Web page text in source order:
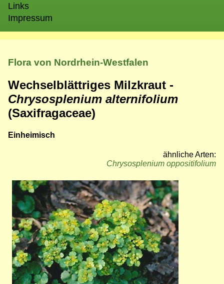
Links
Impressum
Flora von Nordrhein-Westfalen
Wechselblättriges Milzkraut -
Chrysosplenium alternifolium
(Saxifragaceae)
Einheimisch
ähnliche Arten:
Chrysosplenium oppositifolium
Bild